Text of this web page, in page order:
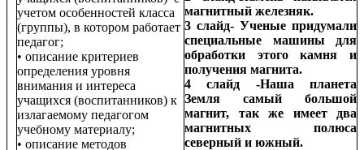
учетом особенностей класса
(группы), в котором работает
педагог;
• описание критериев
определения уровня
внимания и интереса
учащихся (воспитанников) к
излагаемому педагогом
учебному материалу;
• описание методов
магнитный железняк.
3 слайд- Ученые придумали
специальные машины для
обработки этого камня и
получения магнита.
4 слайд -Наша планета
Земля самый большой
магнит, так же имеет два
магнитных полюса
северный и южный.